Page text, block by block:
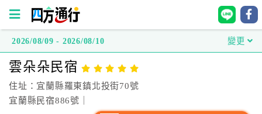
方
通
行
2026/08/09 - 2026/08/10 變更
雲朵朵民宿
住址：宜蘭縣羅東鎮北投街70號
宜蘭縣民宿886號｜